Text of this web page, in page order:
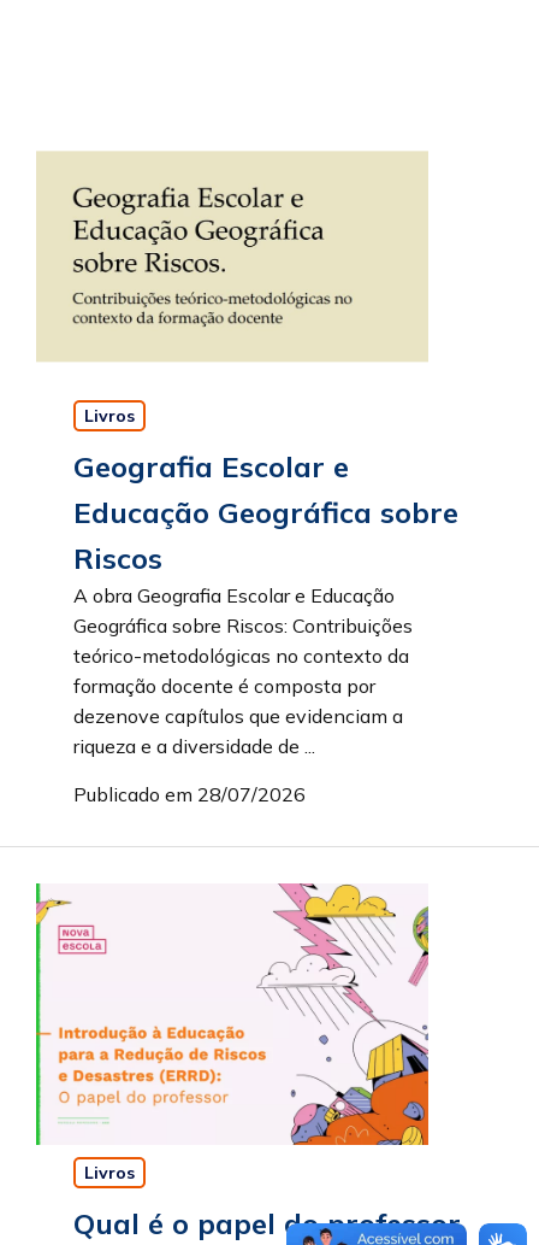
Livros
Geografia Escolar e
Educação Geográfica sobre
Riscos
A obra Geografia Escolar e Educação
Geográfica sobre Riscos: Contribuições
teórico-metodológicas no contexto da
formação docente é composta por
dezenove capítulos que evidenciam a
riqueza e a diversidade de ...
Publicado em 28/07/2026
Livros
Qual é o papel do professor